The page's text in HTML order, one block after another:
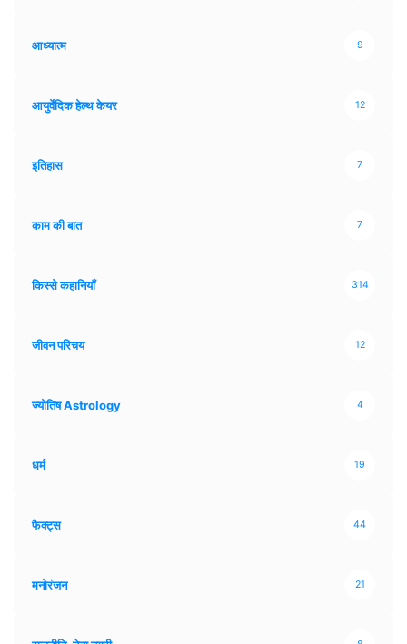
आध्यात्म 9
आयुर्वेदिक हेल्थ केयर 12
इतिहास 7
काम की बात 7
किस्से कहानियाँ 314
जीवन परिचय 12
ज्योतिष Astrology 4
धर्म 19
फैक्ट्स 44
मनोरंजन 21